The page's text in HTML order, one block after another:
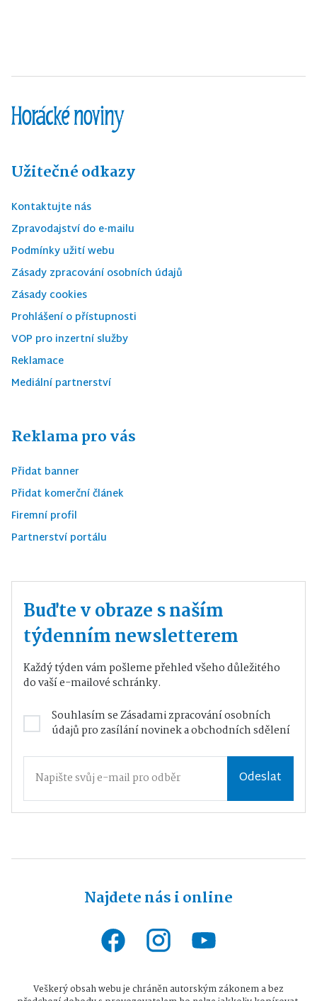
Užitečné odkazy
Kontaktujte nás
Zpravodajství do e-mailu
Podmínky užití webu
Zásady zpracování osobních údajů
Zásady cookies
Prohlášení o přístupnosti
VOP pro inzertní služby
Reklamace
Mediální partnerství
Reklama pro vás
Přidat banner
Přidat komerční článek
Firemní profil
Partnerství portálu
Buďte v obraze s naším
týdenním newsletterem
Každý týden vám pošleme přehled všeho důležitého
do vaší e-mailové schránky.
Souhlasím seZásadami zpracování osobních
údajůpro zasílání novinek a obchodních sdělení
Odeslat
Najdete nás i online
Veškerý obsah webu je chráněn autorským zákonem a bez